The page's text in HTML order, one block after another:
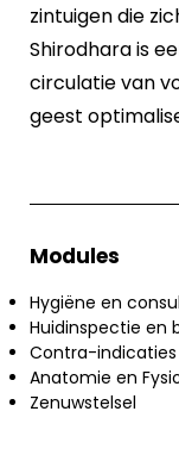
zintuigen die
Shirodhara is
circulatie van
geest
Modules
Hygiëne en
Huidinspectie en
Contra-indicaties
Anatomie en
Zenuwstelsel